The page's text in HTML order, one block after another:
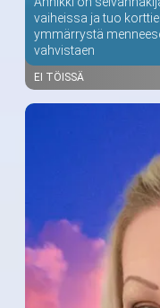
vaiheissa ja tuo
ymmärrystä
vahvistaen
EI TÖISSÄ